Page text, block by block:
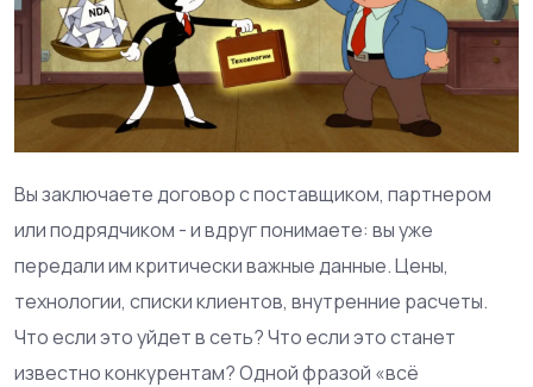
Вы заключаете договор с поставщиком, партнером
или подрядчиком - и вдруг понимаете: вы уже
передали им критически важные данные. Цены,
технологии, списки клиентов, внутренние расчеты.
Что если это уйдет в сеть? Что если это станет
известно конкурентам? Одной фразой «всё